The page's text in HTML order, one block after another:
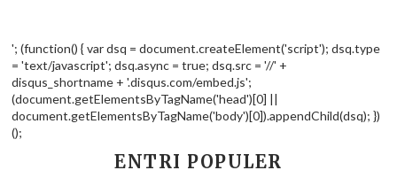
'; (function() { var dsq = document.createElement('script'); dsq.type
= 'text/javascript'; dsq.async = true; dsq.src = '//' +
disqus_shortname + '.disqus.com/embed.js';
(document.getElementsByTagName('head')[0] ||
document.getElementsByTagName('body')[0]).appendChild(dsq); })
();
ENTRI POPULER